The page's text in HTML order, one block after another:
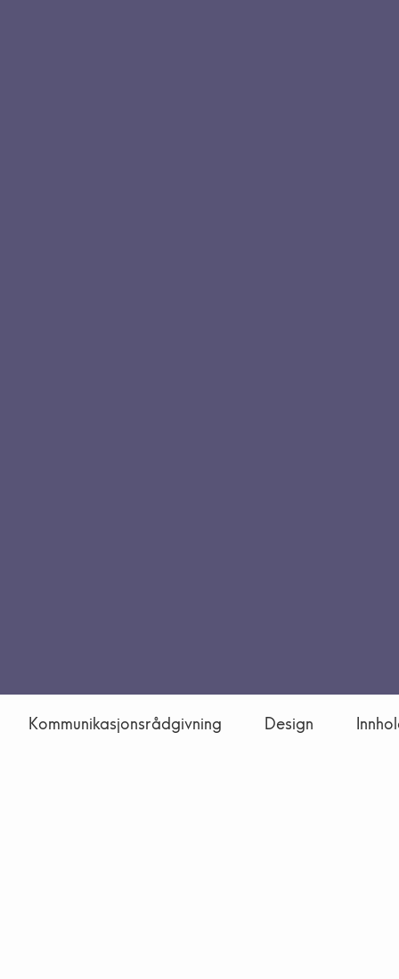
Kommunikasjonsrådgivning Design